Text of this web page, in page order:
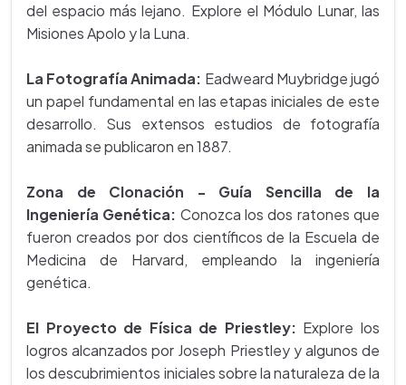
del espacio más lejano. Explore el Módulo Lunar, las
Misiones Apolo y la Luna.
La Fotografía Animada: Eadweard Muybridge jugó
un papel fundamental en las etapas iniciales de este
desarrollo. Sus extensos estudios de fotografía
animada se publicaron en 1887.
Zona de Clonación - Guía Sencilla de la
Ingeniería Genética: Conozca los dos ratones que
fueron creados por dos científicos de la Escuela de
Medicina de Harvard, empleando la ingeniería
genética.
El Proyecto de Física de Priestley: Explore los
logros alcanzados por Joseph Priestley y algunos de
los descubrimientos iniciales sobre la naturaleza de la